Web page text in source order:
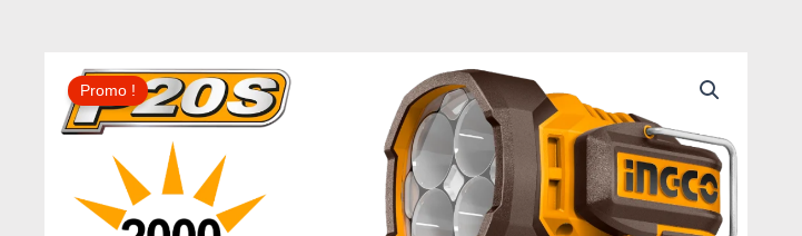
Promo !